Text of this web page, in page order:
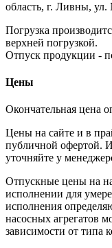
область, г. Ливны,
Погрузка
верхней погрузкой.
Отпуск продукции -
Цены
Окончательная цена
Цены на сайте и в
публичной офертой.
уточняйте у
Отпускные цены на
исполнении для
исполнения
насосных агрегатов
зависимости от типа